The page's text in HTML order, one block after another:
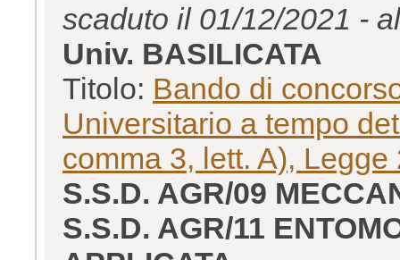
scaduto il 01/12/2021 -
Univ. BASILICATA
Titolo: Bando di
Universitario a tempo
comma 3, lett. A), Legge
S.S.D. AGR/09
S.S.D. AGR/11